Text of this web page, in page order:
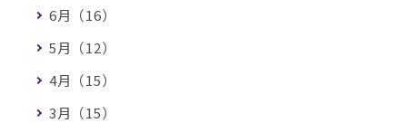
6月（16）
5月（12）
4月（15）
3月（15）